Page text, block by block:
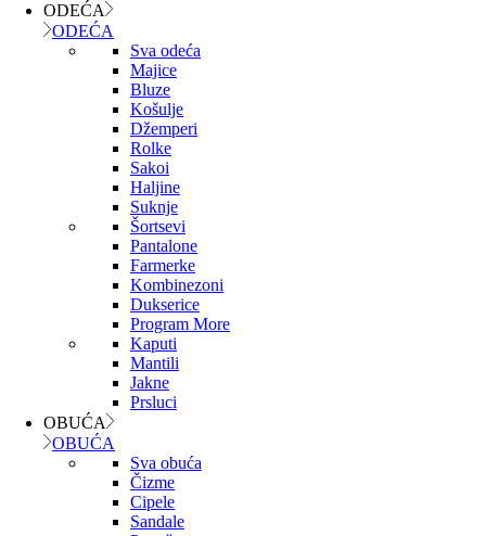
ODEĆA
ODEĆA
Sva odeća
Majice
Bluze
Košulje
Džemperi
Rolke
Sakoi
Haljine
Suknje
Šortsevi
Pantalone
Farmerke
Kombinezoni
Dukserice
Program More
Kaputi
Mantili
Jakne
Prsluci
OBUĆA
OBUĆA
Sva obuća
Čizme
Cipele
Sandale